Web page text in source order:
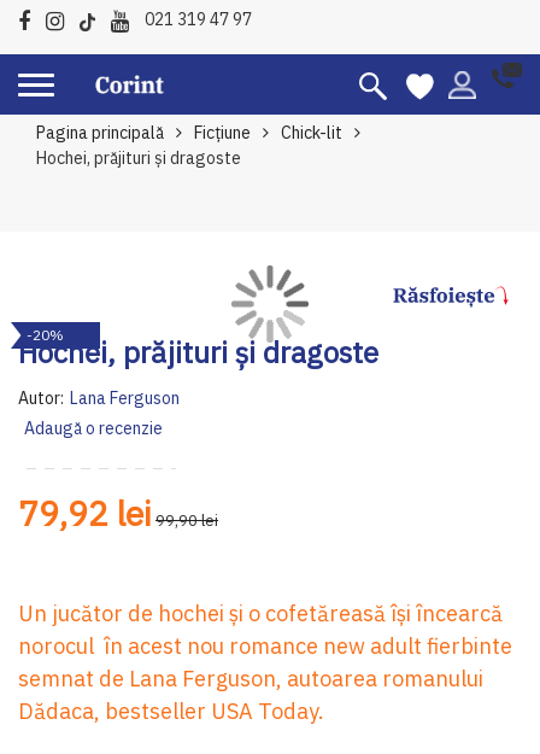
021 319 47 97
Pagina principală Ficțiune
Chick-lit
Hochei, prăjituri și dragoste
Hochei, prăjituri și dragoste
Autor: Lana Ferguson
Adaugă o recenzie
79,92 lei 99,90 lei
Un jucător de hochei și o cofetăreasă își încearcă
norocul în acest nou romance new adult fierbinte
semnat de Lana Ferguson, autoarea romanului
Dădaca, bestseller USA Today.
to
the
end
of
the
images
-20%